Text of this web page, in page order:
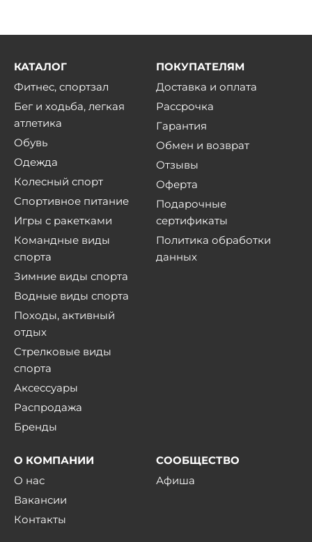
КАТАЛОГ
Фитнес, спортзал
Бег и ходьба, легкая
атлетика
Обувь
Одежда
Колесный спорт
Спортивное питание
Игры с ракетками
Командные виды
спорта
Зимние виды спорта
Водные виды спорта
Походы, активный
отдых
Стрелковые виды
спорта
Аксессуары
Распродажа
Бренды
ПОКУПАТЕЛЯМ
Доставка и оплата
Рассрочка
Гарантия
Обмен и возврат
Отзывы
Оферта
Подарочные
сертификаты
Политика обработки
данных
О КОМПАНИИ
О нас
Вакансии
Контакты
СООБЩЕСТВО
Афиша